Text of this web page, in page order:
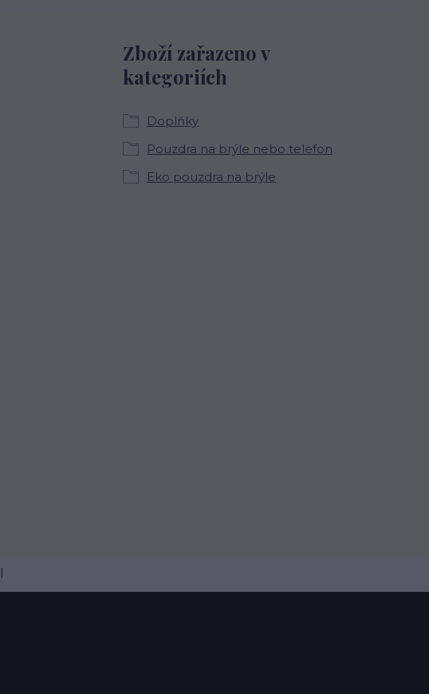
Zboží zařazeno v
kategoriích
Doplňky
Pouzdra na brýle nebo telefon
Eko pouzdra na brýle